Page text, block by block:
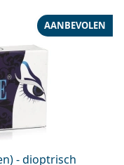
- dioptrisch
AANBEVOLEN